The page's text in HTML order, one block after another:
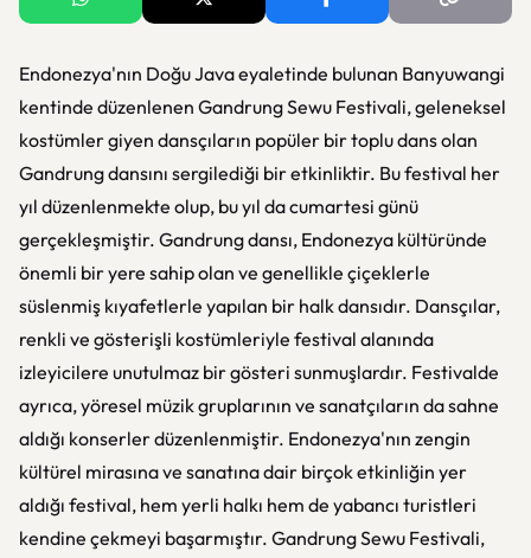
Endonezya'nın Doğu Java eyaletinde bulunan Banyuwangi
kentinde düzenlenen Gandrung Sewu Festivali, geleneksel
kostümler giyen dansçıların popüler bir toplu dans olan
Gandrung dansını sergilediği bir etkinliktir. Bu festival her
yıl düzenlenmekte olup, bu yıl da cumartesi günü
gerçekleşmiştir. Gandrung dansı, Endonezya kültüründe
önemli bir yere sahip olan ve genellikle çiçeklerle
süslenmiş kıyafetlerle yapılan bir halk dansıdır. Dansçılar,
renkli ve gösterişli kostümleriyle festival alanında
izleyicilere unutulmaz bir gösteri sunmuşlardır. Festivalde
ayrıca, yöresel müzik gruplarının ve sanatçıların da sahne
aldığı konserler düzenlenmiştir. Endonezya'nın zengin
kültürel mirasına ve sanatına dair birçok etkinliğin yer
aldığı festival, hem yerli halkı hem de yabancı turistleri
kendine çekmeyi başarmıştır. Gandrung Sewu Festivali,